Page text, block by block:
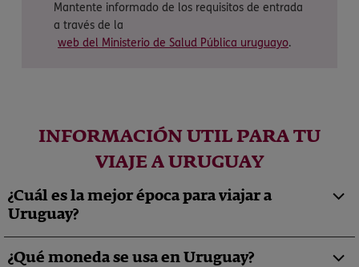
Mantente informado de los requisitos de entrada
a través de la
web del Ministerio de Salud Pública uruguayo.
INFORMACIÓN UTIL PARA TU
VIAJE A URUGUAY
¿Cuál es la mejor época para viajar a
Uruguay?
¿Qué moneda se usa en Uruguay?